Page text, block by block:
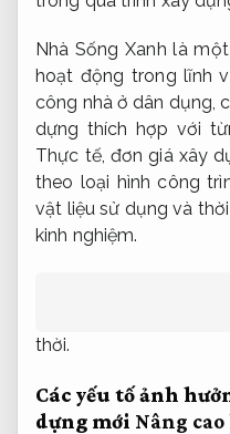
Nhà Sống Xanh là
hoạt động trong lĩnh
công nhà ở dân dụng,
dựng thích hợp với
Thực tế, đơn giá xây
theo loại hình công
vật liệu sử dụng và
kinh nghiệm.
thời.
Các yếu tố ảnh
dựng mới Nâng